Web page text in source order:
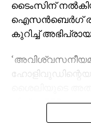
ടൈംസിന്
ഐസന്‍ബെര്‍ഗ്
കുറിച്ച്
ചിത്രം. RRR
എന്റെ